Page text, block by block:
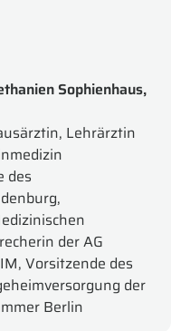
Sophienhaus,
Lehrärztin
des
der AG
Vorsitzende des
der
Berlin